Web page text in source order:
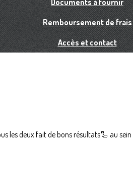
Documents à fournir
Remboursement de frais
Accès et contact
les deux fait de bons résultats🦾 au